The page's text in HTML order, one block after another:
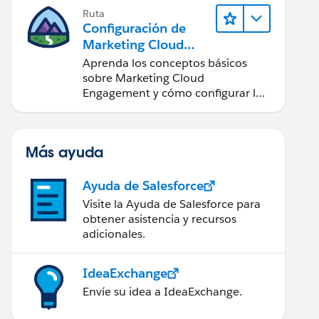
Ruta
Configuración de
Marketing Cloud
Engagement
Aprenda los conceptos básicos
sobre Marketing Cloud
Engagement y cómo configurar la
Más ayuda
Ayuda de Salesforce
Visite la Ayuda de Salesforce para
obtener asistencia y recursos
adicionales.
IdeaExchange
Envíe su idea a IdeaExchange.